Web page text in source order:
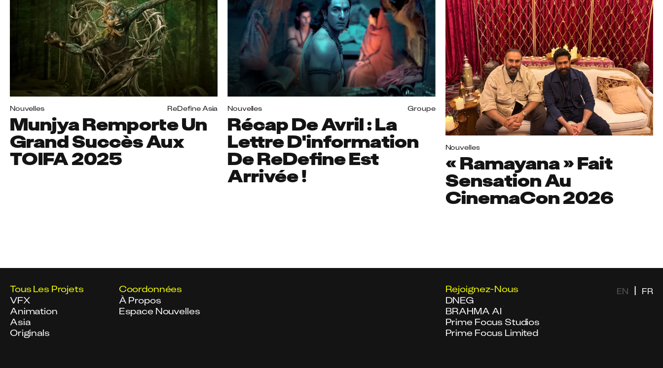
Nouvelles ReDefine Asia
Munjya Remporte Un
Grand Succès Aux
TOIFA 2025
Nouvelles Groupe
Récap De Avril : La
Lettre D'information
De ReDefine Est
Arrivée !
Nouvelles
« Ramayana » Fait
Sensation Au
CinemaCon 2026
Tous Les Projets
VFX
Animation
Asia
Originals
Coordonnées
À Propos
Espace Nouvelles
Rejoignez-Nous
DNEG
BRAHMA AI
Prime Focus Studios
Prime Focus Limited
EN | FR